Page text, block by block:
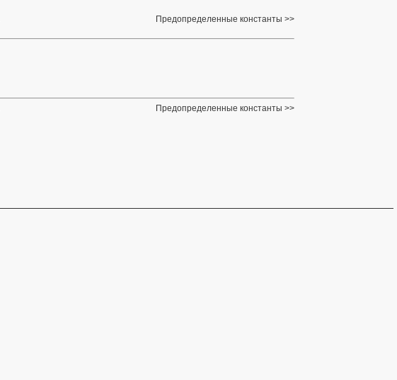
Предопределенные константы
Предопределенные константы